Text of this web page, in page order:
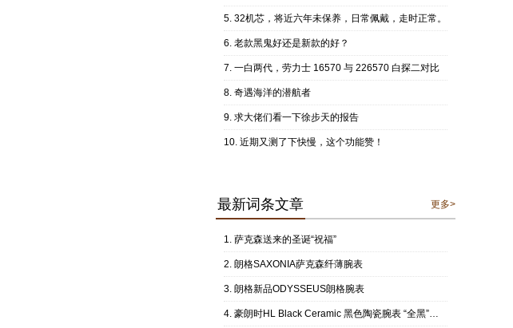
32机芯，将近六年未保养，日常佩戴，走时正常。
老款黑鬼好还是新款的好？
一白两代，劳力士 16570 与 226570 白探二对比
奇遇海洋的潜航者
求大佬们看一下徐步天的报告
近期又测了下快慢，这个功能赞！
最新词条文章 更多>
萨克森送来的圣诞“祝福”
朗格SAXONIA萨克森纤薄腕表
朗格新品ODYSSEUS朗格腕表
豪朗时HL Black Ceramic 黑色陶瓷腕表 “全黑”色泽阐述时间结构